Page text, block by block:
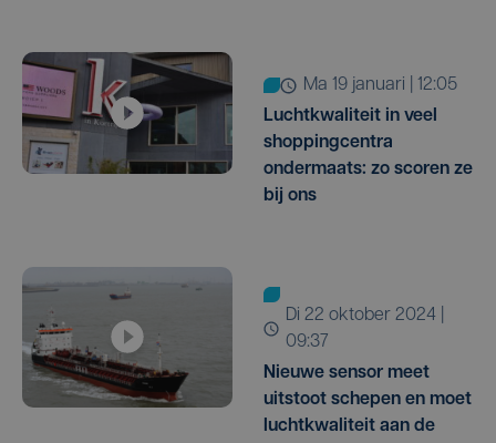
ma 19 januari | 12:05
Luchtkwaliteit in veel
shoppingcentra
ondermaats: zo scoren ze
bij ons
di 22 oktober 2024 |
09:37
Nieuwe sensor meet
uitstoot schepen en moet
luchtkwaliteit aan de